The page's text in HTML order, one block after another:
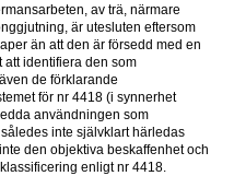
av trä, närmare
är utesluten eftersom
än att den är försedd med en
att identifiera den som
de förklarande
för nr 4418 (i synnerhet
användningen som
inte självklart härledas
den objektiva beskaffenhet och
enligt nr 4418.